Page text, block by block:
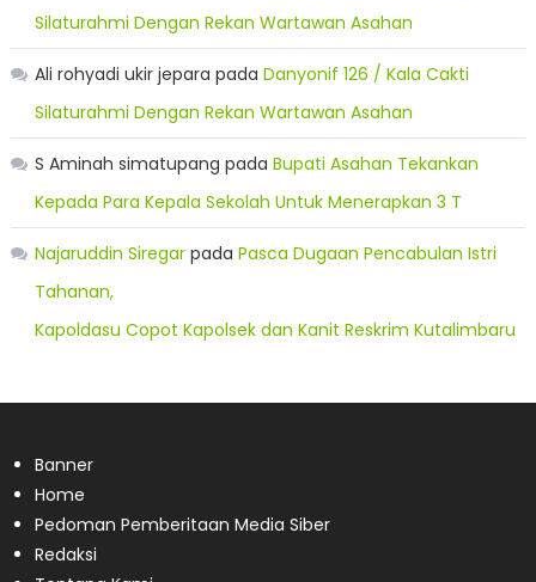
Silaturahmi Dengan Rekan Wartawan Asahan
Ali rohyadi ukir jepara pada Danyonif 126 / Kala Cakti
Silaturahmi Dengan Rekan Wartawan Asahan
S Aminah simatupang pada Bupati Asahan Tekankan
Kepada Para Kepala Sekolah Untuk Menerapkan 3 T
Najaruddin Siregarpada Pasca Dugaan Pencabulan Istri
Tahanan,
Kapoldasu Copot Kapolsek dan Kanit Reskrim Kutalimbaru
Banner
Home
Pedoman Pemberitaan Media Siber
Redaksi